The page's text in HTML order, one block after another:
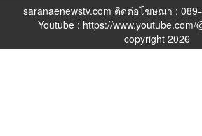
saranaenewstv.com ติดต่อโฆษณา :
Youtube : https://
copyright 2026